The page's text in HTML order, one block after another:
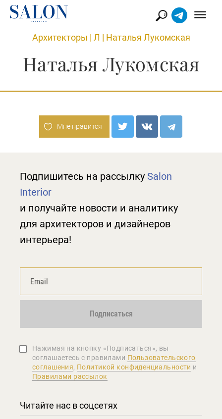
Архитекторы | Л | Наталья Лукомская
Наталья Лукомская
Мне нравится
Подпишитесь на рассылку Salon
Interior
и получайте новости и аналитику
для архитекторов и дизайнеров
интерьера!
Подписаться
Нажимая на кнопку «Подписаться», вы
соглашаетеcь с правилами Пользовательского
соглашения, Политикой конфиденциальности и
Правилами рассылок
Читайте нас в соцсетях